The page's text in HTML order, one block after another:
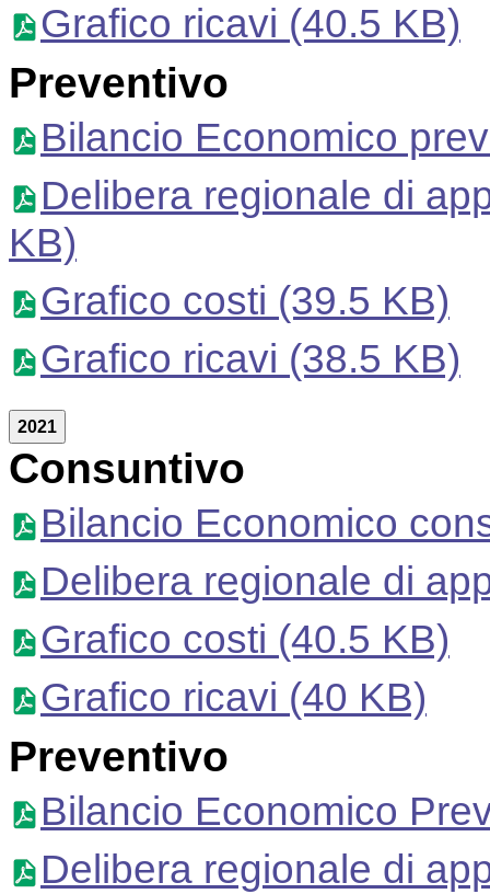
Grafico ricavi (40.5 KB)
Preventivo
Bilancio Economico
Delibera regionale di
KB)
Grafico costi (39.5 KB)
Grafico ricavi (38.5 KB)
2021
Consuntivo
Bilancio Economico
Delibera regionale di
Grafico costi (40.5 KB)
Grafico ricavi (40 KB)
Preventivo
Bilancio Economico
Delibera regionale di